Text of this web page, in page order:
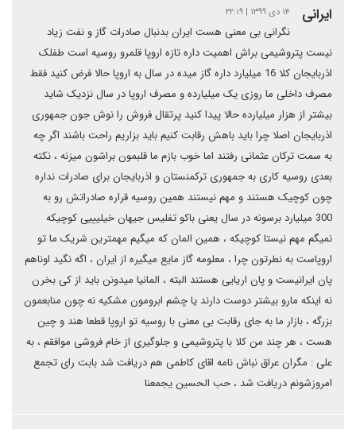
ایرانی ۱۴ دی ۱۳۹۹ | ۲۲:۱۹
نگرانی بی معنی هست ایران بدنبال صادرات گاز و نفت زیاد
نیست پتروشیمی براش اهمیت داره تازه اروپا قلمرو روسیه است طفلک
اذربایجان کلا 16 میلیارد داره گاز میده در سال به اروپا حالا فرض کنید فقط
مصرف داخلی ما روزی یک میلیارده و مصرف اروپا در سال نزدیک شاید
بیشتر از هزار میلیارده حالا پیدا کنید پرتقال فروش را نوش جون جمهوری
اذربایجان اصلا چرا باید باهش رقابت کنیم باید بزاریم راحت باشند اگر چه
به سمت ترکان عثمانی رفتند اما خوب بازم ما قلبمون براشون میزنه ، نکته
بعدی روسیه کاری به جمهوری ترکمنستان و اذربایجان برای صادرات نداره
چون کوچیک هستند و مهم نیستند همین روسیه قراره صادراتش رو به
300 میلیارد برسونه در سال یعنی باکو تفلیس جیهان خیلیییی کوچیکه
نمیگم مهم نیستا کوچیکه ، همین المان که میگیم مهمترین شریک ما تو
اروپاست به نطرتون چرا ، معلومه گاز مایع میگیره از ایران ، اگه نگید اوناهم
پان ایرانیست و پان اریایی هستند البته ، المانیا میدونن باید از کی بخرن
نه اینکه مارو بیشتر دوست دارند یا چشم ابرومون مشکیه نه چون منابعمون
بزرگه ، بازار ما به جای رقابت بی معنی با روسیه تو اروپا قطعا هند و چین
هست ، هر چند من کلا با پتروشیمی و جلوگیری از خام فروشی موافقم ، به
علی : مگران عراق نباش نامه اقای کاطمی هم دریافت شد بابت رای تجمع
امروزشونم دریافت شد ، حب الحسین یجمعنا